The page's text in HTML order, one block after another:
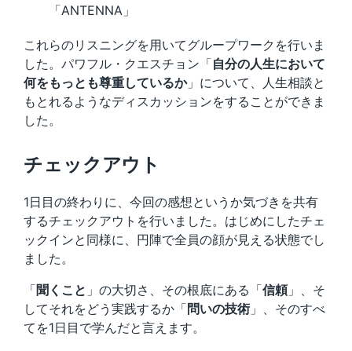
「ANTENNA」
これらのリスニングを用いてグループワークを行いま
した。パワフル・クエスチョン「自分の人生において
何をもっとも尊重しているか」について、人生相談と
もとれるようなディスカッションをすることができま
した。
チェックアウト
1日目の終わりに、今回の感想というか気づきを共有
するチェックアウトを行いました。はじめにしたチェ
ックインと同様に、円陣で全員の顔が見える状態でし
ました。
「聞くこと 」の大切さ、その根底にある「信頼」、そ
してそれをどう実践するか「問いの技術 」、そのすべ
てを1日目で学んだと言えます。